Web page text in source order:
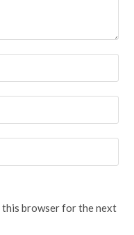
this browser for the next